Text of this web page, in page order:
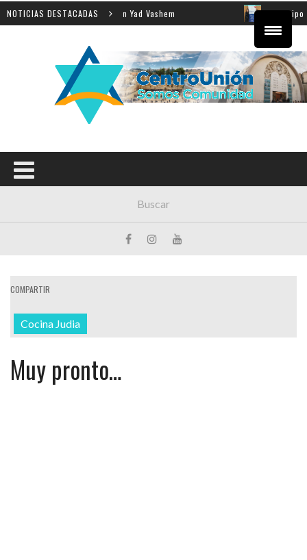
NOTICIAS DESTACADAS
de la Shoá en Yad Vashem El equipo
COMPARTIR
Cocina Judia
Muy pronto…